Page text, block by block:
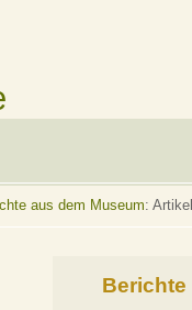
aus dem Museum: Artikel
Berichte